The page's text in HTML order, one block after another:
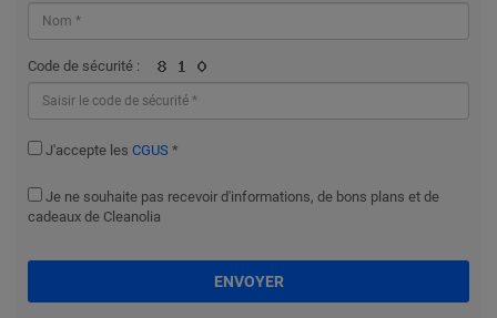
Code de sécurité :
J'accepte les CGUS *
Je ne souhaite pas recevoir d'informations, de bons plans et de
cadeaux de Cleanolia
ENVOYER